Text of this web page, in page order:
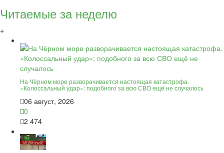
Читаемые за неделю
+
На Чёрном море разворачивается настоящая катастрофа.
«Колоссальный удар»: подобного за всю СВО ещё не случалось
06 август, 2026
0
2 474